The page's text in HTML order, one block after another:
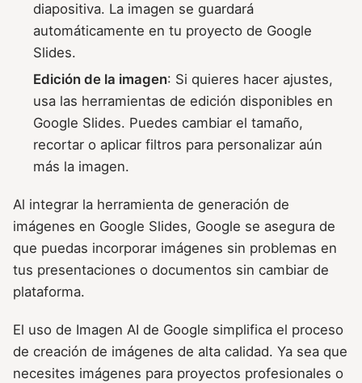
diapositiva. La imagen se guardará
automáticamente en tu proyecto de Google
Slides.
Edición de la imagen: Si quieres hacer ajustes,
usa las herramientas de edición disponibles en
Google Slides. Puedes cambiar el tamaño,
recortar o aplicar filtros para personalizar aún
más la imagen.
Al integrar la herramienta de generación de
imágenes en Google Slides, Google se asegura de
que puedas incorporar imágenes sin problemas en
tus presentaciones o documentos sin cambiar de
plataforma.
El uso de Imagen AI de Google simplifica el proceso
de creación de imágenes de alta calidad. Ya sea que
necesites imágenes para proyectos profesionales o